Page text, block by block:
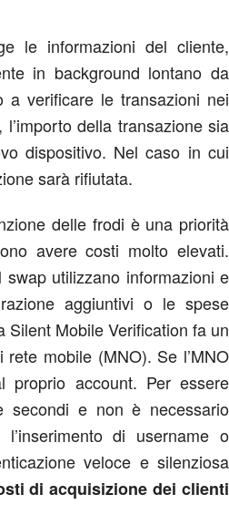
le informazioni del cliente,
in background lontano da
a verificare le transazioni nei
della transazione sia
dispositivo. Nel caso in cui
sarà rifiutata.
delle frodi è una priorità
avere costi molto elevati.
utilizzano informazioni e
aggiuntivi o le spese
Mobile Verification fa un
mobile (MNO). Se l’MNO
proprio account. Per essere
secondi e non è necessario
di username o
veloce e silenziosa
di acquisizione dei clienti